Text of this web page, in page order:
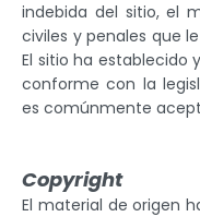
indebida del sitio, el
civiles y penales que
El sitio ha establecido
conforme con la
es comúnmente
Copyright
El material de origen